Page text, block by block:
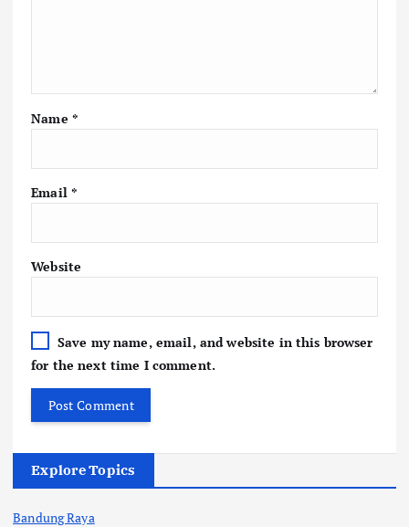
Name *
Email *
Website
Save my name, email, and website in this browser
for the next time I comment.
Explore Topics
Bandung Raya